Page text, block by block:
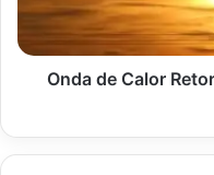
Próximos
Dias
Onda de Calor